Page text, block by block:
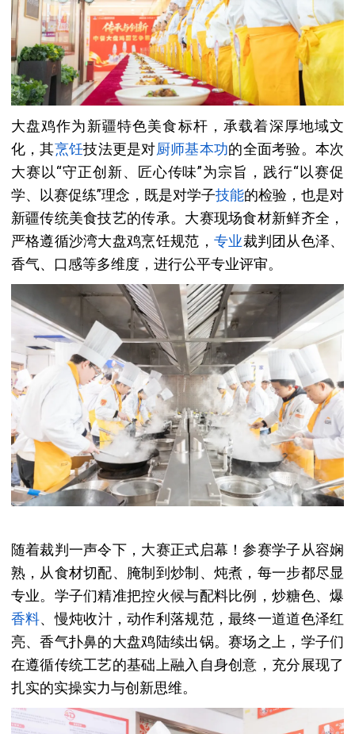
大盘鸡作为新疆特色美食标杆，承载着深厚地域文
化，其烹饪技法更是对厨师基本功的全面考验。本次
大赛以“守正创新、匠心传味”为宗旨，践行“以赛促
学、以赛促练”理念，既是对学子技能的检验，也是对
新疆传统美食技艺的传承。大赛现场食材新鲜齐全，
严格遵循沙湾大盘鸡烹饪规范， 专业裁判团从色泽、
香气、口感等多维度，进行公平专业评审。
随着裁判一声令下，大赛正式启幕！参赛学子从容娴
熟，从食材切配、腌制到炒制、炖煮，每一步都尽显
专业。学子们精准把控火候与配料比例，炒糖色、爆
香料、慢炖收汁，动作利落规范，最终一道道色泽红
亮、香气扑鼻的大盘鸡陆续出锅。赛场之上，学子们
在遵循传统工艺的基础上融入自身创意，充分展现了
扎实的实操实力与创新思维。